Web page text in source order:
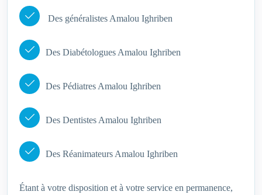
Des généralistes Amalou Ighriben
Des Diabétologues Amalou Ighriben
Des Pédiatres Amalou Ighriben
Des Dentistes Amalou Ighriben
Des Réanimateurs Amalou Ighriben
Étant à votre disposition et à votre service en permanence,